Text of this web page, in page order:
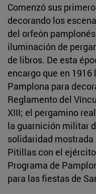
Comenzó sus
decorando los
del orfeón
iluminación de
de libros. De esta
encargo que en
Pamplona para
Reglamento del
XIII; el pergamino
la guarnición militar
solidaridad
Pitillas con el
Programa de
para las fiestas de